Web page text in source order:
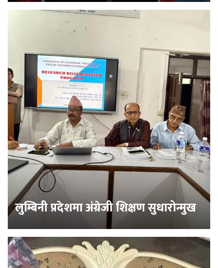
लुम्बिनी प्रदेशमा अंग्रेजी शिक्षण सुधारोन्मुख